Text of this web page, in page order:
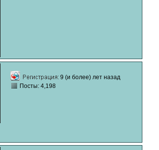
9 (и более) лет назад
Посты: 4,198